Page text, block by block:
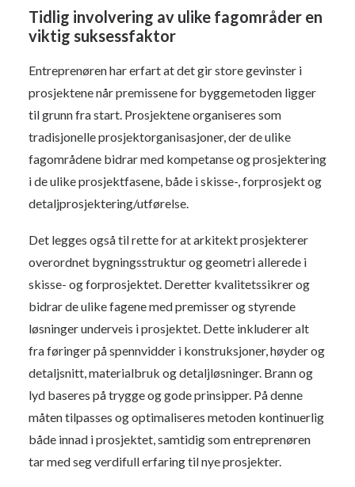
Tidlig involvering av ulike fagområder en
viktig suksessfaktor
Entreprenøren har erfart at det gir store gevinster i
prosjektene når premissene for byggemetoden ligger
til grunn fra start. Prosjektene organiseres som
tradisjonelle prosjektorganisasjoner, der de ulike
fagområdene bidrar med kompetanse og prosjektering
i de ulike prosjektfasene, både i skisse-, forprosjekt og
detaljprosjektering/utførelse.
Det legges også til rette for at arkitekt prosjekterer
overordnet bygningsstruktur og geometri allerede i
skisse- og forprosjektet. Deretter kvalitetssikrer og
bidrar de ulike fagene med premisser og styrende
løsninger underveis i prosjektet. Dette inkluderer alt
fra føringer på spennvidder i konstruksjoner, høyder og
detaljsnitt, materialbruk og detaljløsninger. Brann og
lyd baseres på trygge og gode prinsipper. På denne
måten tilpasses og optimaliseres metoden kontinuerlig
både innad i prosjektet, samtidig som entreprenøren
tar med seg verdifull erfaring til nye prosjekter.